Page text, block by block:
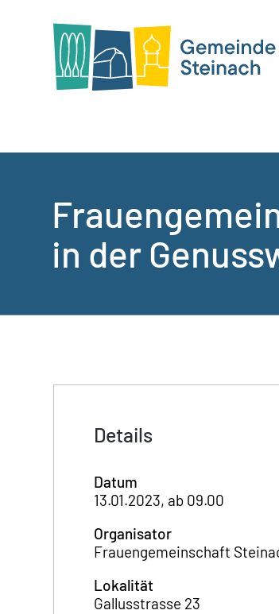
in der
Details
Datum
13.01.2023, ab 09.00
Organisator
Frauengemeinschaft
Lokalität
Gallusstrasse 23